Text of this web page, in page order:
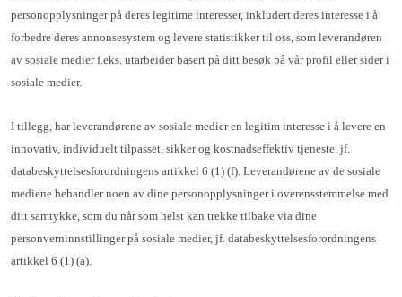
personopplysninger på deres legitime interesser, inkludert deres interesse i å
forbedre deres annonsesystem og levere statistikker til oss, som leverandøren
av sosiale medier f.eks. utarbeider basert på ditt besøk på vår profil eller sider i
sosiale medier.
I tillegg, har leverandørene av sosiale medier en legitim interesse i å levere en
innovativ, individuelt tilpasset, sikker og kostnadseffektiv tjeneste, jf.
databeskyttelsesforordningens artikkel 6 (1) (f). Leverandørene av de sosiale
mediene behandler noen av dine personopplysninger i overensstemmelse med
ditt samtykke, som du når som helst kan trekke tilbake via dine
personverninnstillinger på sosiale medier, jf. databeskyttelsesforordningens
artikkel 6 (1) (a).